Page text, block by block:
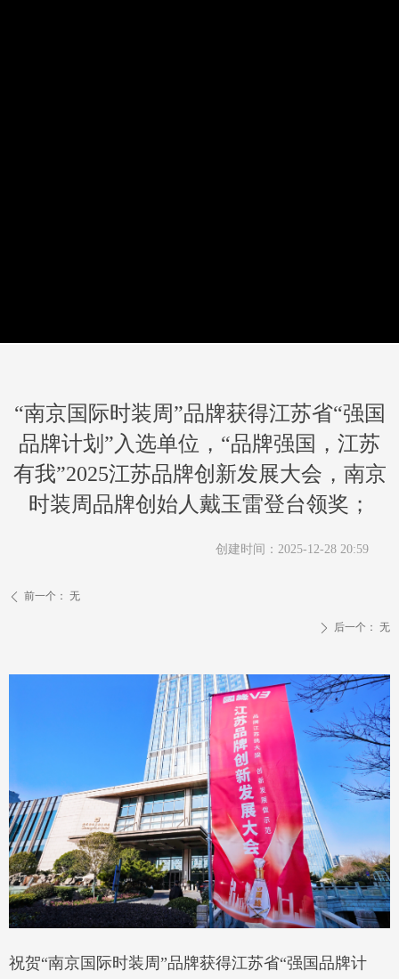
“南京国际时装周”品牌获得江苏省“强国
品牌计划”入选单位，“品牌强国，江苏
有我”2025江苏品牌创新发展大会，南京
时装周品牌创始人戴玉雷登台领奖；
祝贺“南京国际时装周”品牌获得江苏省“强国品牌计
创建时间： 2025-12-28 20:59
ꄴ 前一个： 无
ꄲ 后一个： 无